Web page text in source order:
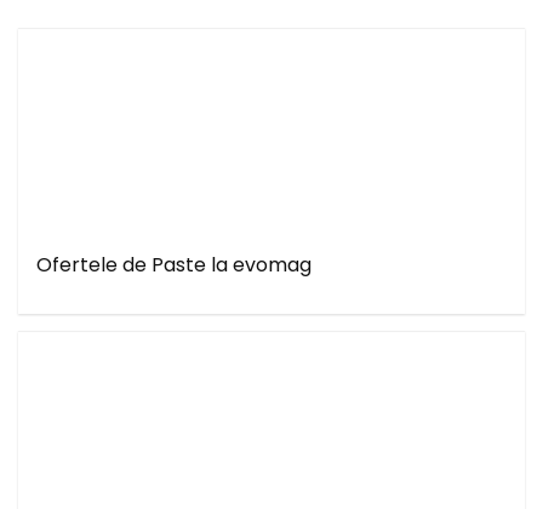
Ofertele de Paste la evomag